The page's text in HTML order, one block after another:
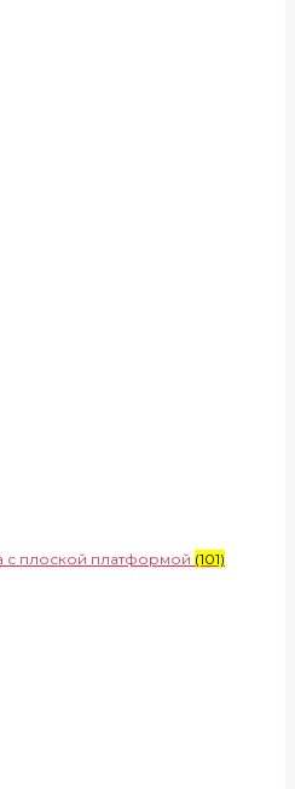
с плоской платформой (101)